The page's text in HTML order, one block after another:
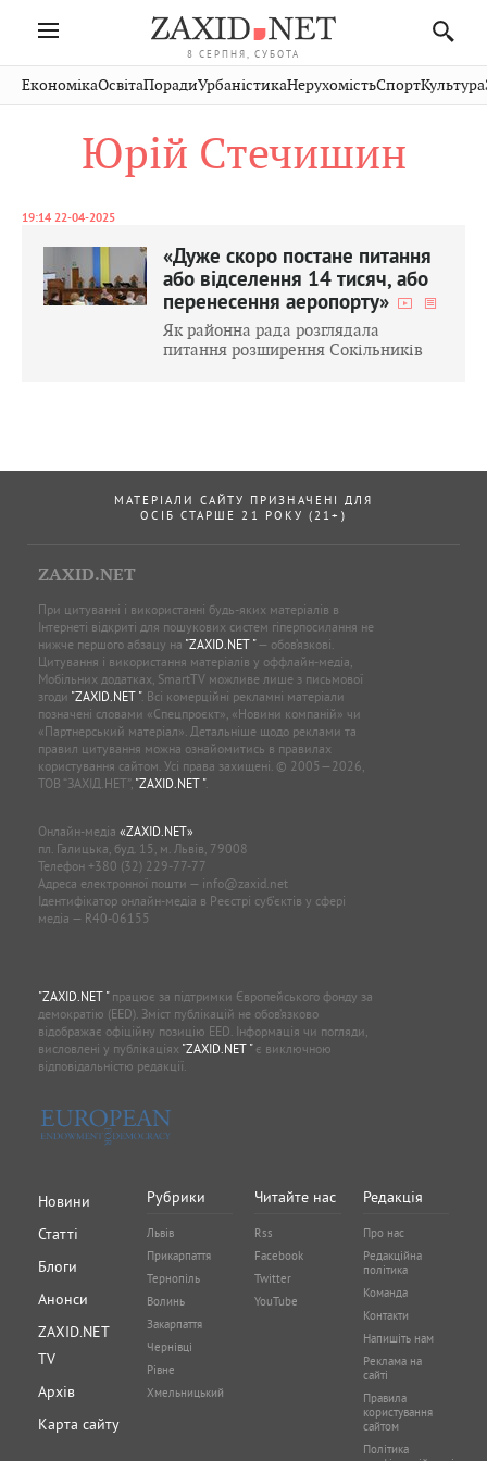
8 СЕРПНЯ, СУБОТА
Івано-
Франківськ
Волинь
Рівне
Чернівці
Стрий
Хмельницький
Публікації
Авто СловкоКультура
Кіно Дім СпортКраєзнавство
ЕкономікаОсвітаПорадиУрбаністикаНерухомістьСпортКультура
Юрій Стечишин
19:14 22-04-2025
«Дуже скоро постане питання
або відселення 14 тисяч, або
перенесення аеропорту»
Як районна рада розглядала
питання розширення Сокільників
МАТЕРІАЛИ САЙТУ ПРИЗНАЧЕНІ ДЛЯ
ОСІБ СТАРШЕ 21 РОКУ (21+)
ZAXID.NET
При цитуванні і використанні будь-яких матеріалів в
Інтернеті відкриті для пошукових систем гіперпосилання не
нижче першого абзацу на "ZAXID.NET "— обов’язкові.
Цитування і використання матеріалів у оффлайн-медіа,
Мобільних додатках, SmartTV можливе лише з письмової
згоди "ZAXID.NET ". Всі комерційні рекламні матеріали
позначені словами «Спецпроєкт», «Новини компаній» чи
«Партнерський матеріал». Детальніше щодо реклами та
правил цитування можна ознайомитись в правилах
користування сайтом. Усі права захищені. © 2005—2026,
ТОВ “ЗАХІД.НЕТ”, "ZAXID.NET ".
Онлайн-медіа «ZAXID.NET»
пл. Галицька, буд. 15, м. Львів, 79008
Телефон +380 (32) 229-77-77
Адреса електронної пошти — info@zaxid.net
Ідентифікатор онлайн-медіа в Реєстрі суб'єктів у сфері
медіа — R40-06155
"ZAXID.NET "працює за підтримки Європейського фонду за
демократію (EED). Зміст публікацій не обов’язково
відображає офіційну позицію EED. Інформація чи погляди,
висловлені у публікаціях "ZAXID.NET "є виключною
відповідальністю редакції.
Новини
Статті
Блоги
Анонси
ZAXID.NET
TV
Архів
Карта сайту
Рубрики
Львів
Прикарпаття
Тернопіль
Волинь
Закарпаття
Чернівці
Рівне
Хмельницький
Читайте нас
Rss
Facebook
Twitter
YouTube
Редакція
Про нас
Редакційна
політика
Команда
Контакти
Напишіть нам
Реклама на
сайті
Правила
користування
сайтом
Політика